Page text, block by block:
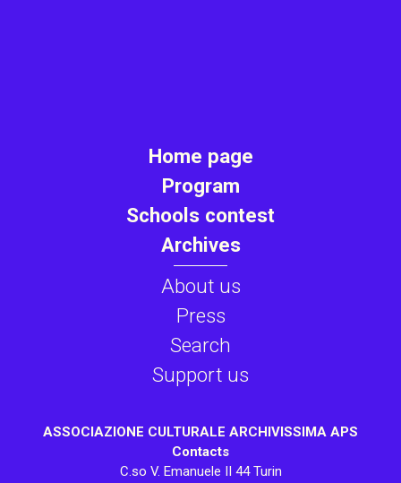
Home page
Program
Schools contest
Archives
About us
Press
Search
Support us
ASSOCIAZIONE CULTURALE ARCHIVISSIMA APS
Contacts
C.so V. Emanuele II 44 Turin